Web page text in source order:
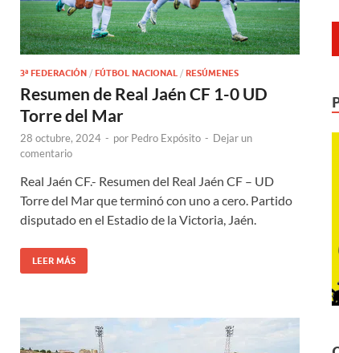
3ª FEDERACIÓN / FÚTBOL NACIONAL / RESÚMENES
Resumen de Real Jaén CF 1-0 UD
Torre del Mar
28 octubre, 2024 - por Pedro Expósito - Dejar un
comentario
Real Jaén CF.- Resumen del Real Jaén CF – UD
Torre del Mar que terminó con uno a cero. Partido
disputado en el Estadio de la Victoria, Jaén.
LEER MÁS